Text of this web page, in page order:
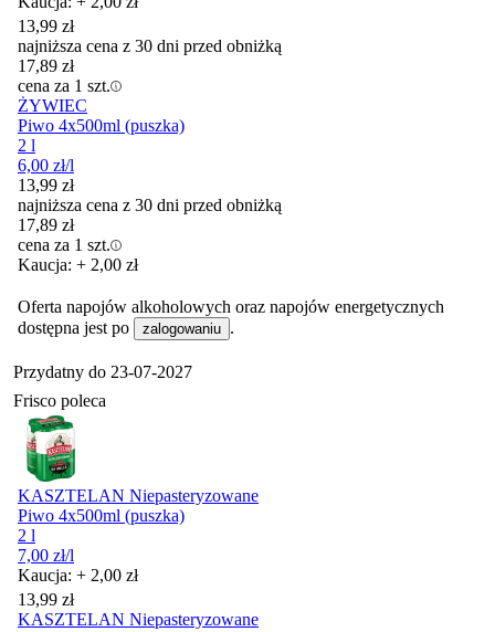
13,99 zł
najniższa cena z 30 dni przed obniżką
17,89 zł
cena za 1 szt.
ŻYWIEC
Piwo 4x500ml (puszka)
2 l
6,00 zł/l
13,99 zł
najniższa cena z 30 dni przed obniżką
17,89 zł
cena za 1 szt.
Kaucja: + 2,00 zł
Oferta napojów alkoholowych oraz napojów energetycznych
dostępna jest po
zalogowaniu .
Przydatny do 23-07-2027
Frisco poleca
KASZTELAN Niepasteryzowane
Piwo 4x500ml (puszka)
2 l
7,00 zł/l
Kaucja: + 2,00 zł
Cena
13,99 zł
KASZTELAN Niepasteryzowane